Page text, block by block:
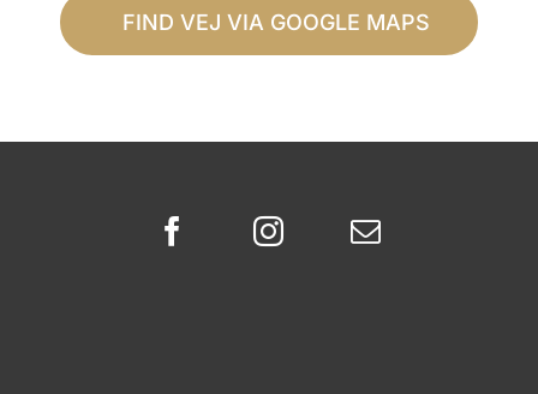
FIND VEJ VIA GOOGLE MAPS